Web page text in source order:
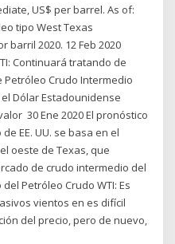
US$ per barrel. As of:
tipo West Texas
barril 2020. 12 Feb 2020
Continuará tratando de
Petróleo Crudo Intermedio
Dólar Estadounidense
30 Ene 2020 El pronóstico
EE. UU. se basa en el
oeste de Texas, que
de crudo intermedio del
Petróleo Crudo WTI: Es
vientos en es difícil
del precio, pero de nuevo,